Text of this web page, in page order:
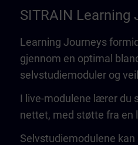
SITRAIN Learning
Learning Journeys
gjennom en optimal
selvstudiemoduler og
I live-modulene lærer du
nettet, med støtte fra en
Selvstudiemodulene